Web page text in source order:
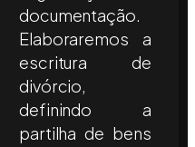
documentação.
Elaboraremos a
escritura de
divórcio,
definindo a
partilha de bens